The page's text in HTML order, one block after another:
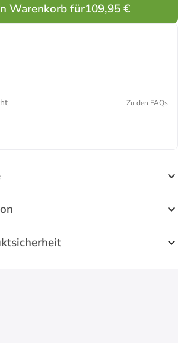
Warenkorb für109,95 €
Zu den FAQs